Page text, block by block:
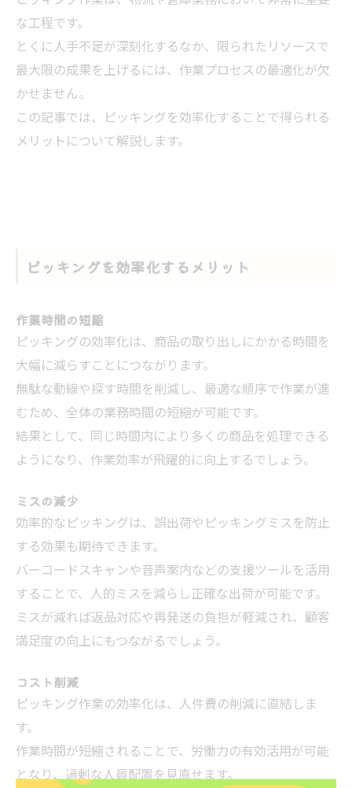
な工程です。
とくに人手不足が深刻化するなか、限られたリソースで
最大限の成果を上げるには、作業プロセスの最適化が欠
かせません。
この記事では、ピッキングを効率化することで得られる
メリットについて解説します。
ピッキングを効率化するメリット
作業時間の短縮
ピッキングの効率化は、商品の取り出しにかかる時間を
大幅に減らすことにつながります。
無駄な動線や探す時間を削減し、最適な順序で作業が進
むため、全体の業務時間の短縮が可能です。
結果として、同じ時間内により多くの商品を処理できる
ようになり、作業効率が飛躍的に向上するでしょう。
ミスの減少
効率的なピッキングは、誤出荷やピッキングミスを防止
する効果も期待できます。
バーコードスキャンや音声案内などの支援ツールを活用
することで、人的ミスを減らし正確な出荷が可能です。
ミスが減れば返品対応や再発送の負担が軽減され、顧客
満足度の向上にもつながるでしょう。
コスト削減
ピッキング作業の効率化は、人件費の削減に直結しま
す。
作業時間が短縮されることで、労働力の有効活用が可能
となり、過剰な人員配置を見直せます。